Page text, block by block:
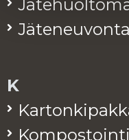
K
Kom­pos­toin­ti